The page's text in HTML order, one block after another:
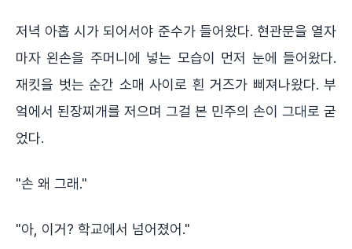
저녁 아홉 시가 되어서야 준수가 들어왔다. 현관문을 열자
마자 왼손을 주머니에 넣는 모습이 먼저 눈에 들어왔다.
재킷을 벗는 순간 소매 사이로 흰 거즈가 삐져나왔다. 부
엌에서 된장찌개를 저으며 그걸 본 민주의 손이 그대로 굳
었다.
"손 왜 그래."
"아, 이거? 학교에서 넘어졌어."